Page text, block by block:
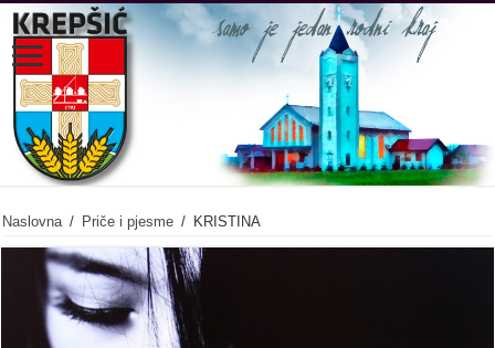
Naslovna / Priče i pjesme / KRISTINA